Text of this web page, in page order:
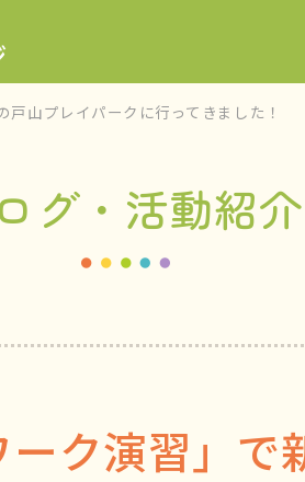
戸山プレイパークに行ってきました！
グ・活動紹介
ーク演習」